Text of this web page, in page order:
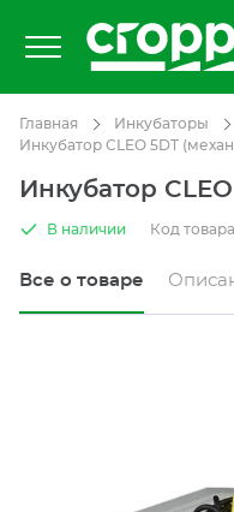
Главная
Инкубаторы
Инкубатор CLEO 5DT
Инкубатор
В наличии Код
Все о товаре